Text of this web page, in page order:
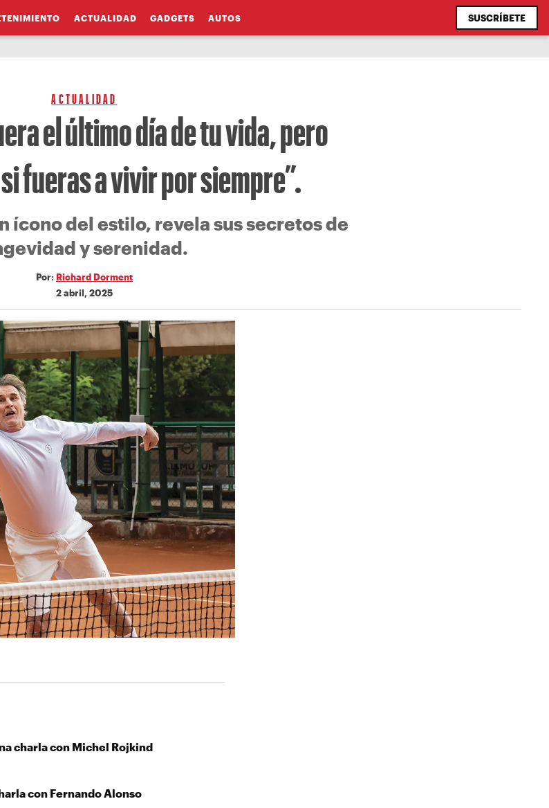
ACTUALIDAD GADGETS AUTOS SUSCRÍBETE
ACTUALIDAD
el último día de tu vida, pero
fueras a vivir por siempre”.
ícono del estilo, revela sus secretos de
y serenidad.
Por: Richard Dorment
2 abril, 2025
charla con Michel Rojkind
con Fernando Alonso